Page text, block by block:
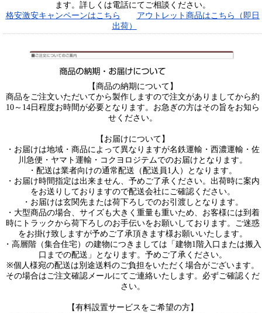
ます。詳しくは電話にてご相談ください。
格安激安キャンペーンはこちら
アウトレット商品はこちら（即日
出荷）
【商品の納期について】
商品をご注文いただいてから製作しますので注文がありましてから約
10～14日程度お時間が必要となります。お急ぎの方はその旨をお知ら
せください。
【お届けについて】
・お届けは地域・商品によって異なりますが名鉄運輸・西濃運輸・佐
川急便・ヤマト運輸・コクヨロジテムでのお届けとなります。
・配送は業者向けの通常配送（配送員1人）となります。
・お届け時間指定は出来ません、予めご了承ください。出荷時に案内
をお送りしておりますので配送会社にご確認ください。
・お届けは玄関先または荷下ろしでのお引渡しとなります。
・大型商品の場合、サイズも大きく重量も重いため、お客様には到着
時にトラックから荷下ろしのお手伝いをお願いしております。ご迷惑
をお掛け致しますが予めご了承頂きます様お願いいたします。
・高層階（集合住宅）の建物につきましては「建物1階入口または搬入
口までの配送」となります。予めご了承ください。
※個人様宛の配送は別途送料のご負担をいただく場合がございます。
その場合はご注文確認メールにてご連絡いたします。必ずご確認くだ
さい。
【有料設置サービスをご希望の方】